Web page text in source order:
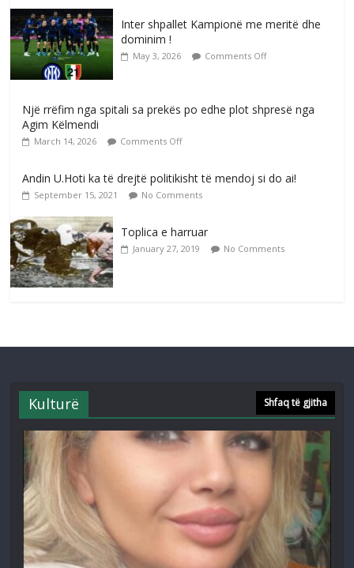
Inter shpallet Kampionë me meritë dhe
dominim !
May 3, 2026 Comments Off
Një rrëfim nga spitali sa prekës po edhe plot shpresë nga
Agim Këlmendi
March 14, 2026 Comments Off
Andin U.Hoti ka të drejtë politikisht të mendoj si do ai!
September 15, 2021 No Comments
Toplica e harruar
January 27, 2019 No Comments
Kulturë Shfaq të gjitha